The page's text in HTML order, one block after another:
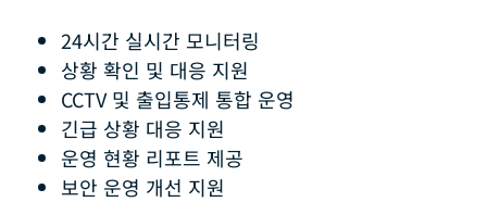
24시간 실시간 모니터링
상황 확인 및 대응 지원
CCTV 및 출입통제 통합 운영
긴급 상황 대응 지원
운영 현황 리포트 제공
보안 운영 개선 지원